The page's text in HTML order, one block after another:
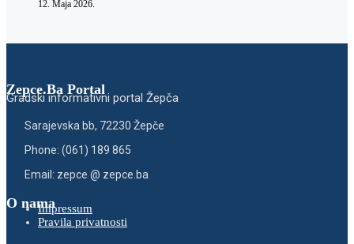
12. Maja 2026.
Zepce.Ba Portal
Gradski informativni portal Žepča
Sarajevska bb, 72230 Žepče
Phone: (061) 189 865
Email: zepce @ zepce.ba
O namaImpressum
Pravila privatnosti